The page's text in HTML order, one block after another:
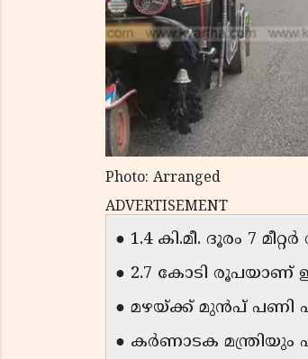
Photo: Arranged
ADVERTISEMENT
● 1.4 കി.മീ. ദൂരം 7
● 2.7 കോടി രൂപയാണ്
● മഴയ്ക്ക് മുൻപ് പണി
● കർണാടക